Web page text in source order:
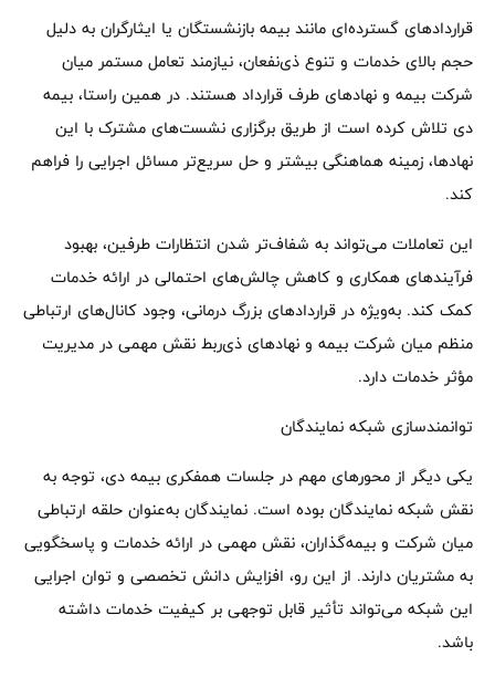
قراردادهای گسترده‌ای مانند بیمه بازنشستگان یا ایثارگران به دلیل
حجم بالای خدمات و تنوع ذی‌نفعان، نیازمند تعامل مستمر میان
شرکت بیمه و نهادهای طرف قرارداد هستند. در همین راستا، بیمه
دی تلاش کرده است از طریق برگزاری نشست‌های مشترک با این
نهادها، زمینه هماهنگی بیشتر و حل سریع‌تر مسائل اجرایی را فراهم
کند.
این تعاملات می‌تواند به شفاف‌تر شدن انتظارات طرفین، بهبود
فرآیندهای همکاری و کاهش چالش‌های احتمالی در ارائه خدمات
کمک کند. به‌ویژه در قراردادهای بزرگ درمانی، وجود کانال‌های ارتباطی
منظم میان شرکت بیمه و نهادهای ذی‌ربط نقش مهمی در مدیریت
مؤثر خدمات دارد.
توانمندسازی شبکه نمایندگان
یکی دیگر از محورهای مهم در جلسات همفکری بیمه دی، توجه به
نقش شبکه نمایندگان بوده است. نمایندگان به‌عنوان حلقه ارتباطی
میان شرکت و بیمه‌گذاران، نقش مهمی در ارائه خدمات و پاسخگویی
به مشتریان دارند. از این رو، افزایش دانش تخصصی و توان اجرایی
این شبکه می‌تواند تأثیر قابل توجهی بر کیفیت خدمات داشته
باشد.